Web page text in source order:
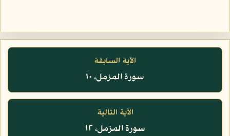
الآية السابقة
سورة المزمل، ١٠
الآية التالية
سورة المزمل، ١٢